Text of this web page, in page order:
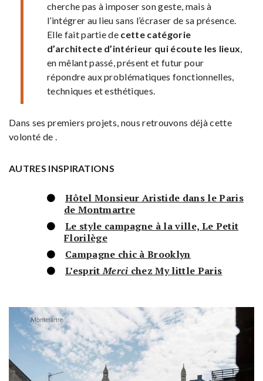
cherche pas à imposer son geste, mais à
l’intégrer au lieu sans l’écraser de sa présence.
Elle fait partie de cette catégorie
d’architecte d’intérieur qui écoute les lieux,
en mêlant passé, présent et futur pour
répondre aux problématiques fonctionnelles,
techniques et esthétiques.
Dans ses premiers projets, nous retrouvons déjà cette
volonté de .
AUTRES INSPIRATIONS
Hôtel Monsieur Aristide dans le Paris
de Montmartre
Le style campagne à la ville, Le Petit
Florilège
Campagne chic à Brooklyn
L’espritMerci chez My little Paris